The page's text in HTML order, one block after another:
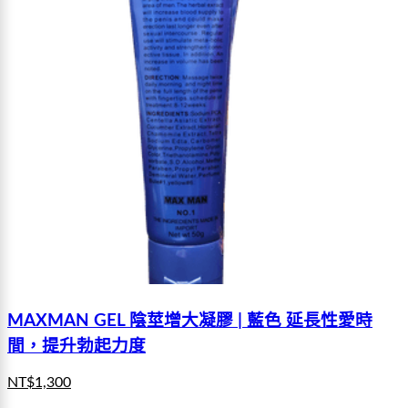
MAXMAN GEL 陰莖增大凝膠 | 藍色 延長性愛時
間，提升勃起力度
NT$1,300